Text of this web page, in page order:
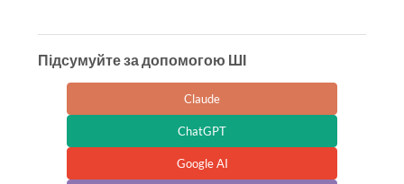
Підсумуйте за допомогою ШІ
Claude
ChatGPT
Google AI